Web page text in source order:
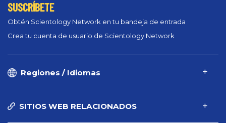
SUSCRÍBETE
Obtén Scientology Network en tu bandeja de entrada
Crea tu cuenta de usuario de Scientology Network
Regiones / Idiomas
SITIOS WEB RELACIONADOS